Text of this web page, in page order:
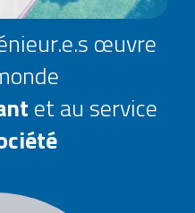
œuvre
et au service